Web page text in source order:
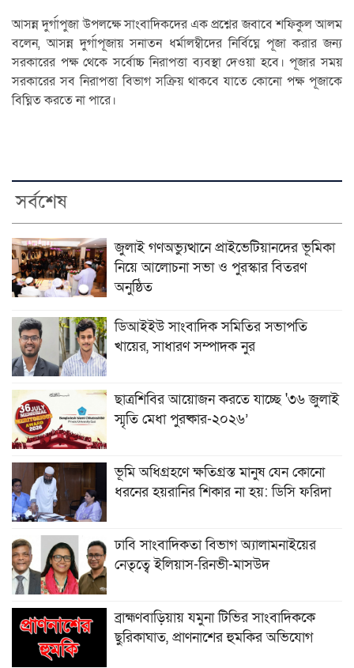
আসন্ন দুর্গাপুজা উপলক্ষে সাংবাদিকদের এক প্রশ্নের জবাবে শফিকুল আলম
বলেন, আসন্ন দুর্গাপূজায় সনাতন ধর্মালম্বীদের নির্বিঘ্নে পূজা করার জন্য
সরকারের পক্ষ থেকে সর্বোচ্চ নিরাপত্তা ব্যবস্থা দেওয়া হবে। পূজার সময়
সরকারের সব নিরাপত্তা বিভাগ সক্রিয় থাকবে যাতে কোনো পক্ষ পূজাকে
বিঘ্নিত করতে না পারে।
সর্বশেষ
জুলাই গণঅভ্যুত্থানে প্রাইভেটিয়ানদের ভূমিকা
নিয়ে আলোচনা সভা ও পুরস্কার বিতরণ
অনুষ্ঠিত
ডিআইইউ সাংবাদিক সমিতির সভাপতি
খায়ের, সাধারণ সম্পাদক নুর
ছাত্রশিবির আয়োজন করতে যাচ্ছে '৩৬ জুলাই
স্মৃতি মেধা পুরষ্কার-২০২৬’
ভূমি অধিগ্রহণে ক্ষতিগ্রস্ত মানুষ যেন কোনো
ধরনের হয়রানির শিকার না হয়: ডিসি ফরিদা
ঢাবি সাংবাদিকতা বিভাগ অ্যালামনাইয়ের
নেতৃত্বে ইলিয়াস-রিনভী-মাসউদ
ব্রাহ্মণবাড়িয়ায় যমুনা টিভির সাংবাদিককে
ছুরিকাঘাত, প্রাণনাশের হুমকির অভিযোগ